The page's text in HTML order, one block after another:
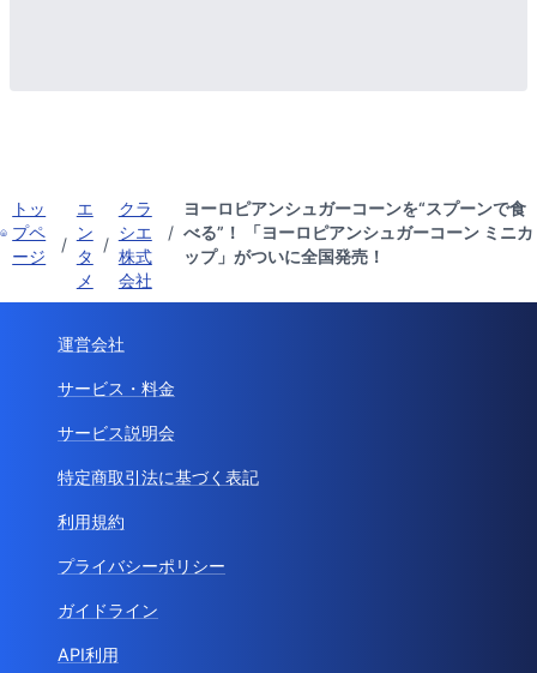
トッ
プペ
ージ
/
エ
ン
タ
メ
/
クラ
シエ
株式
会社
/
ヨーロピアンシュガーコーンを“スプーンで食
べる”！ 「ヨーロピアンシュガーコーン ミニカ
ップ」がついに全国発売！
運営会社
サービス・料金
サービス説明会
特定商取引法に基づく表記
利用規約
プライバシーポリシー
ガイドライン
API利用